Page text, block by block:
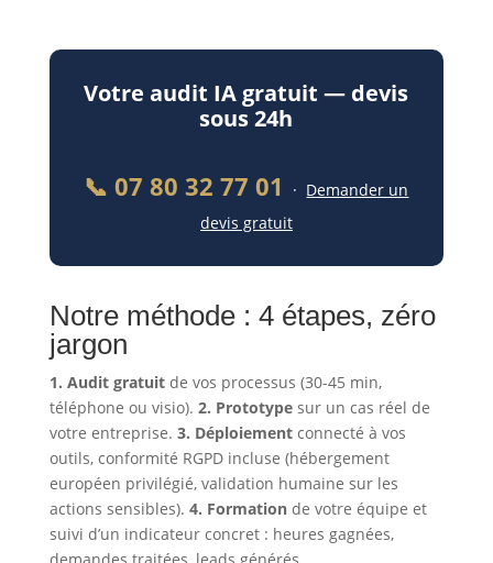
Votre audit IA gratuit — devis
sous 24h
📞 07 80 32 77 01 · Demander un
devis gratuit
Notre méthode : 4 étapes, zéro
jargon
1. Audit gratuitde vos processus (30-45 min,
téléphone ou visio). 2. Prototypesur un cas réel de
votre entreprise. 3. Déploiementconnecté à vos
outils, conformité RGPD incluse (hébergement
européen privilégié, validation humaine sur les
actions sensibles). 4. Formationde votre équipe et
suivi d’un indicateur concret : heures gagnées,